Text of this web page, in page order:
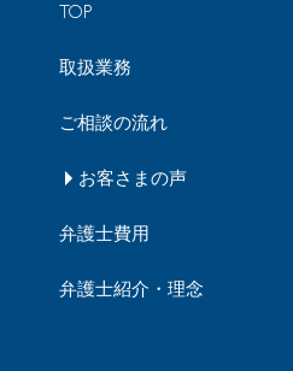
TOP
取扱業務
ご相談の流れ
お客さまの声
弁護士費用
弁護士紹介・理念